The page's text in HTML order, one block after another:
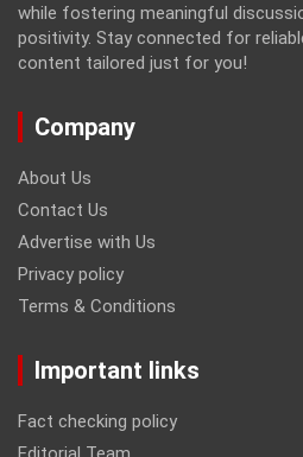
while fostering meaningful
positivity. Stay connected for
content tailored just for you!
Company
About Us
Contact Us
Advertise with Us
Privacy policy
Terms & Conditions
Important links
Fact checking policy